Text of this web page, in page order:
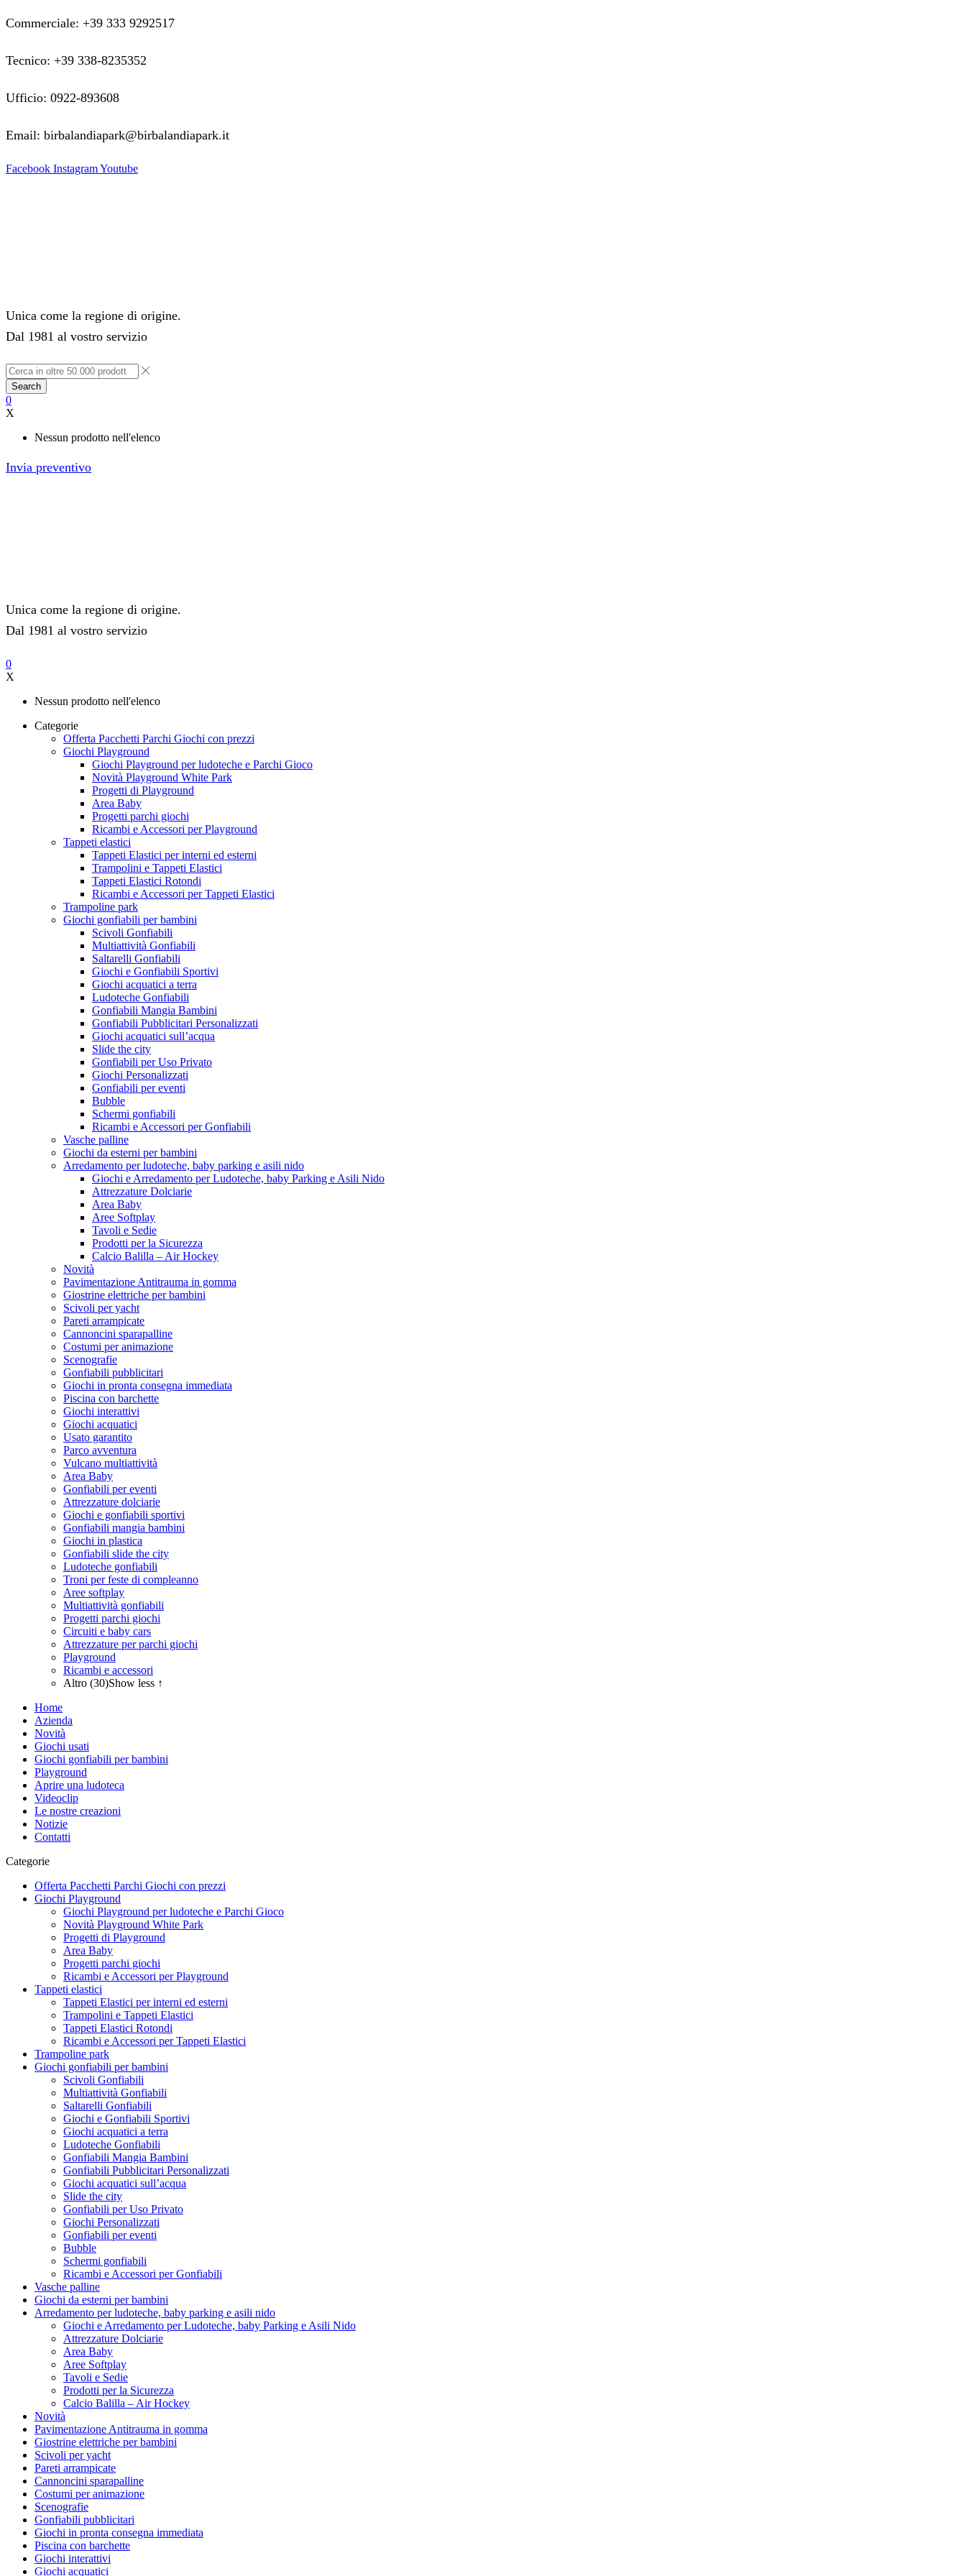
Commerciale: +39 333 9292517
Tecnico: +39 338-8235352
Ufficio: 0922-893608
Email: birbalandiapark@birbalandiapark.it
Facebook InstagramYoutube
Unica come la regione di origine.
Dal 1981 al vostro servizio
Search
0
X
Nessun prodotto nell'elenco
Invia preventivo
Unica come la regione di origine.
Dal 1981 al vostro servizio
0
X
Nessun prodotto nell'elenco
Categorie
Offerta Pacchetti Parchi Giochi con prezzi
Giochi Playground
Giochi Playground per ludoteche e Parchi Gioco
Novità Playground White Park
Progetti di Playground
Area Baby
Progetti parchi giochi
Ricambi e Accessori per Playground
Tappeti elastici
Tappeti Elastici per interni ed esterni
Trampolini e Tappeti Elastici
Tappeti Elastici Rotondi
Ricambi e Accessori per Tappeti Elastici
Trampoline park
Giochi gonfiabili per bambini
Scivoli Gonfiabili
Multiattività Gonfiabili
Saltarelli Gonfiabili
Giochi e Gonfiabili Sportivi
Giochi acquatici a terra
Ludoteche Gonfiabili
Gonfiabili Mangia Bambini
Gonfiabili Pubblicitari Personalizzati
Giochi acquatici sull’acqua
Slide the city
Gonfiabili per Uso Privato
Giochi Personalizzati
Gonfiabili per eventi
Bubble
Schermi gonfiabili
Ricambi e Accessori per Gonfiabili
Vasche palline
Giochi da esterni per bambini
Arredamento per ludoteche, baby parking e asili nido
Giochi e Arredamento per Ludoteche, baby Parking e Asili Nido
Attrezzature Dolciarie
Area Baby
Aree Softplay
Tavoli e Sedie
Prodotti per la Sicurezza
Calcio Balilla – Air Hockey
Novità
Pavimentazione Antitrauma in gomma
Giostrine elettriche per bambini
Scivoli per yacht
Pareti arrampicate
Cannoncini sparapalline
Costumi per animazione
Scenografie
Gonfiabili pubblicitari
Giochi in pronta consegna immediata
Piscina con barchette
Giochi interattivi
Giochi acquatici
Usato garantito
Parco avventura
Vulcano multiattività
Area Baby
Gonfiabili per eventi
Attrezzature dolciarie
Giochi e gonfiabili sportivi
Gonfiabili mangia bambini
Giochi in plastica
Gonfiabili slide the city
Ludoteche gonfiabili
Troni per feste di compleanno
Aree softplay
Multiattività gonfiabili
Progetti parchi giochi
Circuiti e baby cars
Attrezzature per parchi giochi
Playground
Ricambi e accessori
Altro (30)Show less ↑
Home
Azienda
Novità
Giochi usati
Giochi gonfiabili per bambini
Playground
Aprire una ludoteca
Videoclip
Le nostre creazioni
Notizie
Contatti
Categorie
Offerta Pacchetti Parchi Giochi con prezzi
Giochi Playground
Giochi Playground per ludoteche e Parchi Gioco
Novità Playground White Park
Progetti di Playground
Area Baby
Progetti parchi giochi
Ricambi e Accessori per Playground
Tappeti elastici
Tappeti Elastici per interni ed esterni
Trampolini e Tappeti Elastici
Tappeti Elastici Rotondi
Ricambi e Accessori per Tappeti Elastici
Trampoline park
Giochi gonfiabili per bambini
Scivoli Gonfiabili
Multiattività Gonfiabili
Saltarelli Gonfiabili
Giochi e Gonfiabili Sportivi
Giochi acquatici a terra
Ludoteche Gonfiabili
Gonfiabili Mangia Bambini
Gonfiabili Pubblicitari Personalizzati
Giochi acquatici sull’acqua
Slide the city
Gonfiabili per Uso Privato
Giochi Personalizzati
Gonfiabili per eventi
Bubble
Schermi gonfiabili
Ricambi e Accessori per Gonfiabili
Vasche palline
Giochi da esterni per bambini
Arredamento per ludoteche, baby parking e asili nido
Giochi e Arredamento per Ludoteche, baby Parking e Asili Nido
Attrezzature Dolciarie
Area Baby
Aree Softplay
Tavoli e Sedie
Prodotti per la Sicurezza
Calcio Balilla – Air Hockey
Novità
Pavimentazione Antitrauma in gomma
Giostrine elettriche per bambini
Scivoli per yacht
Pareti arrampicate
Cannoncini sparapalline
Costumi per animazione
Scenografie
Gonfiabili pubblicitari
Giochi in pronta consegna immediata
Piscina con barchette
Giochi interattivi
Giochi acquatici